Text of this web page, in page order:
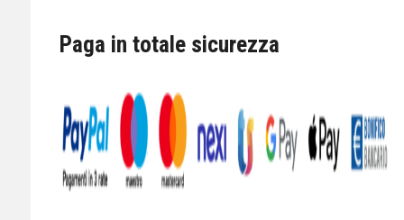
quantitàPaga in totale sicurezza